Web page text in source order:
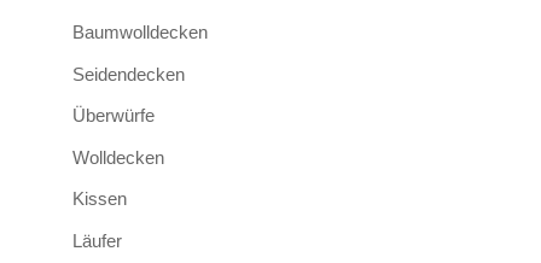
Baumwolldecken
Seidendecken
Überwürfe
Wolldecken
Kissen
Läufer